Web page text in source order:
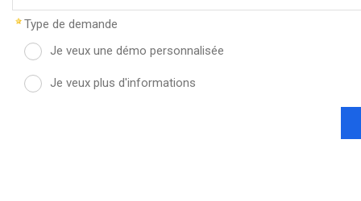
Type de demande
Je veux une démo personnalisée
Je veux plus d'informations